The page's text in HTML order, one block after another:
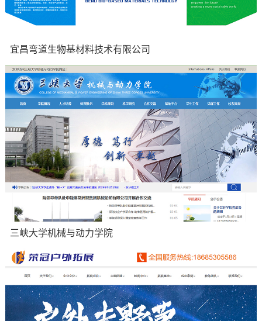
集团企业官网：生物基,降解材料,环保材料
宜昌弯道生物基材料技术有限公司
平台网站：手机网站,英文网站,大学教育网站
三峡大学机械与动力学院